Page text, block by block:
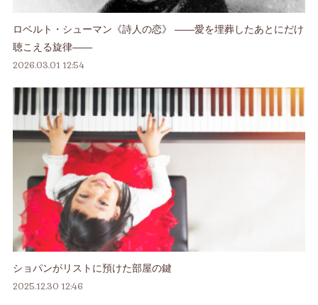
ロベルト・シューマン《詩人の恋》 ――愛を埋葬したあとにだけ
聴こえる旋律――
2026.03.01 12:54
ショパンがリストに預けた部屋の鍵
2025.12.30 12:46